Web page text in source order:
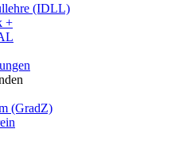
(IDLL)
+
(GradZ)